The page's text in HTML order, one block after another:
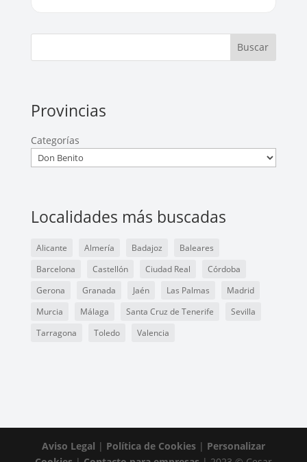
Buscar
Provincias
Categorías
Localidades más buscadas
Alicante Almería Badajoz
Baleares
Barcelona
Castellón Ciudad Real
Córdoba
Gerona
Granada Jaén Las Palmas
Madrid
Murcia
Málaga Santa Cruz de Tenerife
Sevilla
Tarragona
Toledo Valencia
Aviso Legal | Política de Cookies| Personalizar